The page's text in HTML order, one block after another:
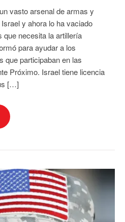
vasto arsenal de armas y
y ahora lo ha vaciado
que necesita la artillería
para ayudar a los
que participaban en las
Próximo. Israel tiene licencia
[…]